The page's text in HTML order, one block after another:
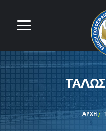
ΤΑΛΩΣ
ΑΡΧΉ